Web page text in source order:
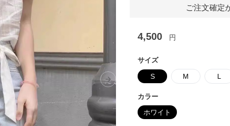
Next slide
ご注文確定
4,500 円
サイズ
S M L
カラー
ホワイト